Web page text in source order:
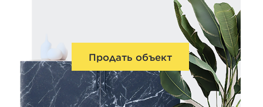
Продать объект